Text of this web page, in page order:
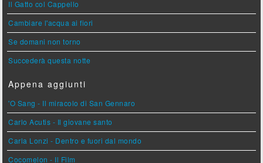
Il Gatto col Cappello
Cambiare l'acqua ai fiori
Se domani non torno
Succederà questa notte
Appena aggiunti
'O Sang - Il miracolo di San Gennaro
Carlo Acutis - Il giovane santo
Carla Lonzi - Dentro e fuori dal mondo
Cocomelon - Il Film